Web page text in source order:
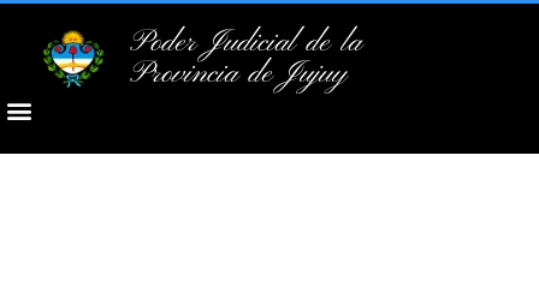
Poder Judicial de la
Provincia de Jujuy